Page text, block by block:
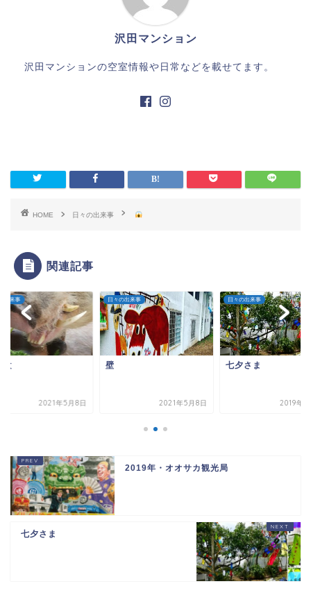
沢田マンション
沢田マンションの空室情報や日常などを載せてます。
HOME 日々の出来事
関連記事
出来事
太
2021年5月8日
日々の出来事
壁
2021年5月8日
日々の出来事
七夕さま
2019年7
2019年・オオサカ観光局
七夕さま